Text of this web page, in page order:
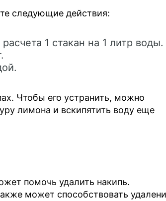
следующие действия:
1 стакан на 1 литр воды.
Чтобы его устранить, можно
лимона и вскипятить воду еще
помочь удалить накипь.
может способствовать